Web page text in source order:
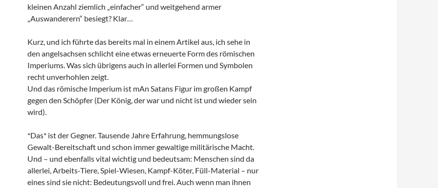
kleinen Anzahl ziemlich „einfacher“ und weitgehend armer
„Auswanderern“ besiegt? Klar…
Kurz, und ich führte das bereits mal in einem Artikel aus, ich sehe in
den angelsachsen schlicht eine etwas erneuerte Form des römischen
Imperiums. Was sich übrigens auch in allerlei Formen und Symbolen
recht unverhohlen zeigt.
Und das römische Imperium ist mAn Satans Figur im großen Kampf
gegen den Schöpfer (Der König, der war und nicht ist und wieder sein
wird).
*Das* ist der Gegner. Tausende Jahre Erfahrung, hemmungslose
Gewalt-Bereitschaft und schon immer gewaltige militärische Macht.
Und – und ebenfalls vital wichtig und bedeutsam: Menschen sind da
allerlei, Arbeits-Tiere, Spiel-Wiesen, Kampf-Köter, Füll-Material – nur
eines sind sie nicht: Bedeutungsvoll und frei. Auch wenn man ihnen